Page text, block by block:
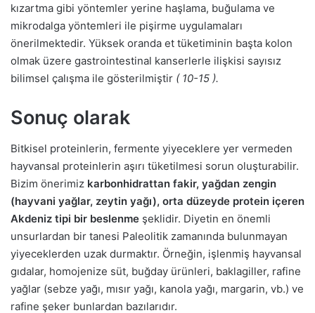
kızartma gibi yöntemler yerine haşlama, buğulama ve
mikrodalga yöntemleri ile pişirme uygulamaları
önerilmektedir. Yüksek oranda et tüketiminin başta kolon
olmak üzere gastrointestinal kanserlerle ilişkisi sayısız
bilimsel çalışma ile gösterilmiştir ( 10-15 ).
Sonuç olarak
Bitkisel proteinlerin, fermente yiyeceklere yer vermeden
hayvansal proteinlerin aşırı tüketilmesi sorun oluşturabilir.
Bizim önerimiz karbonhidrattan fakir, yağdan zengin
(hayvani yağlar, zeytin yağı), orta düzeyde protein içeren
Akdeniz tipi bir beslenme şeklidir. Diyetin en önemli
unsurlardan bir tanesi Paleolitik zamanında bulunmayan
yiyeceklerden uzak durmaktır. Örneğin, işlenmiş hayvansal
gıdalar, homojenize süt, buğday ürünleri, baklagiller, rafine
yağlar (sebze yağı, mısır yağı, kanola yağı, margarin, vb.) ve
rafine şeker bunlardan bazılarıdır.